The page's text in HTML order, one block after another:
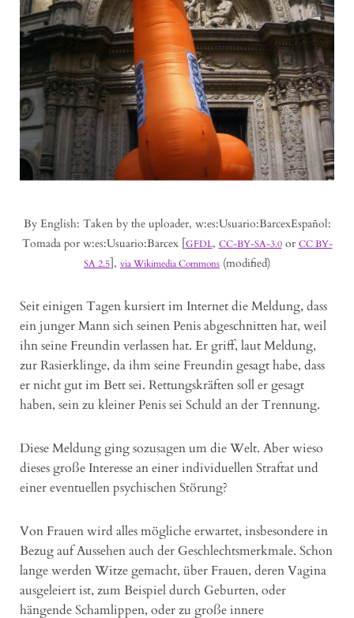
By English: Taken by the uploader, w:es:Usuario:BarcexEspañol:
Tomada por w:es:Usuario:Barcex [ GFDL, CC-BY-SA-3.0or CC BY-
SA 2.5 ], via Wikimedia Commons (modified)
Seit einigen Tagen kursiert im Internet die Meldung, dass
ein junger Mann sich seinen Penis abgeschnitten hat, weil
ihn seine Freundin verlassen hat. Er griff, laut Meldung,
zur Rasierklinge, da ihm seine Freundin gesagt habe, dass
er nicht gut im Bett sei. Rettungskräften soll er gesagt
haben, sein zu kleiner Penis sei Schuld an der Trennung.
Diese Meldung ging sozusagen um die Welt. Aber wieso
dieses große Interesse an einer individuellen Straftat und
einer eventuellen psychischen Störung?
Von Frauen wird alles mögliche erwartet, insbesondere in
Bezug auf Aussehen auch der Geschlechtsmerkmale. Schon
lange werden Witze gemacht, über Frauen, deren Vagina
ausgeleiert ist, zum Beispiel durch Geburten, oder
hängende Schamlippen, oder zu große innere